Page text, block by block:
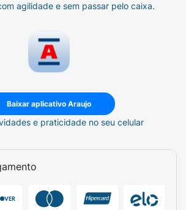
agilidade e sem passar pelo caixa.
Baixar aplicativo Araujo
e praticidade no seu celular